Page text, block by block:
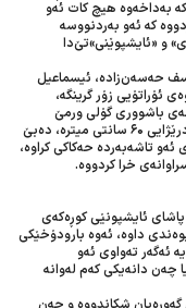
بەداخەوە هیچ کات ئەو
کە ئەو بەردنووسە
و «ئایشپوێنی»تێ‌دا
حەسەن‌زادە، ئیسماعیل
ئۆراتۆیی زۆر گرینگە،
باشووری گۆلی ورمێ
نەدۆزراوەتەوە، کە پانایی ئەو بەردنووسە ٨٠سانت و درێژایی ٦٠ سانتی میترە، دەبێ
تاشەبەردە حەکاکی کراوە،
خرا کردووە.
ئایشپونێی کوڕەکەی
داوە، ئەوە بارودۆخێکی
ئەگەر تەواوی ئەو
چەن دانەیکی کەم لەوانە